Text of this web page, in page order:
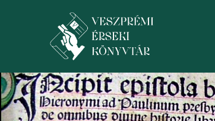
Ugrás
a
tartalomra